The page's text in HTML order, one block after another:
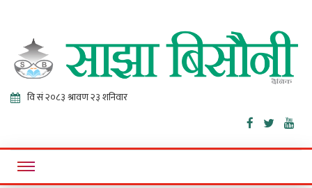
Sajha
Online News Portal